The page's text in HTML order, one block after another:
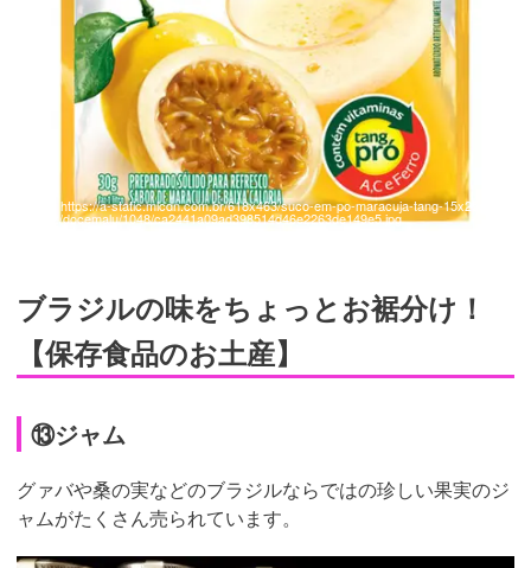
https://a-static.mlcdn.com.br/618x463/suco-em-po-maracuja-tang-15x25g-mo
ndelez/docemalu/1048/ca2441a09ad398514d46e2263de149e5.jpg
ブラジルの味をちょっとお裾分け！
【保存食品のお土産】
⑬ジャム
グァバや桑の実などのブラジルならではの珍しい果実のジ
ャムがたくさん売られています。